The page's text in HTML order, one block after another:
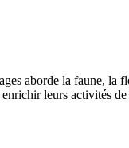
aborde la faune, la
leurs activités